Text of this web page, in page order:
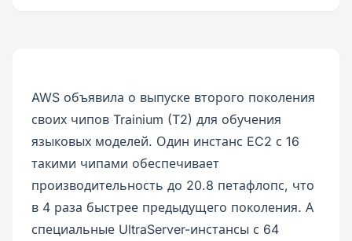
AWS объявила о выпуске второго поколения
своих чипов Trainium (T2) для обучения
языковых моделей. Один инстанс EC2 с 16
такими чипами обеспечивает
производительность до 20.8 петафлопс, что
в 4 раза быстрее предыдущего поколения. А
специальные UltraServer-инстансы с 64